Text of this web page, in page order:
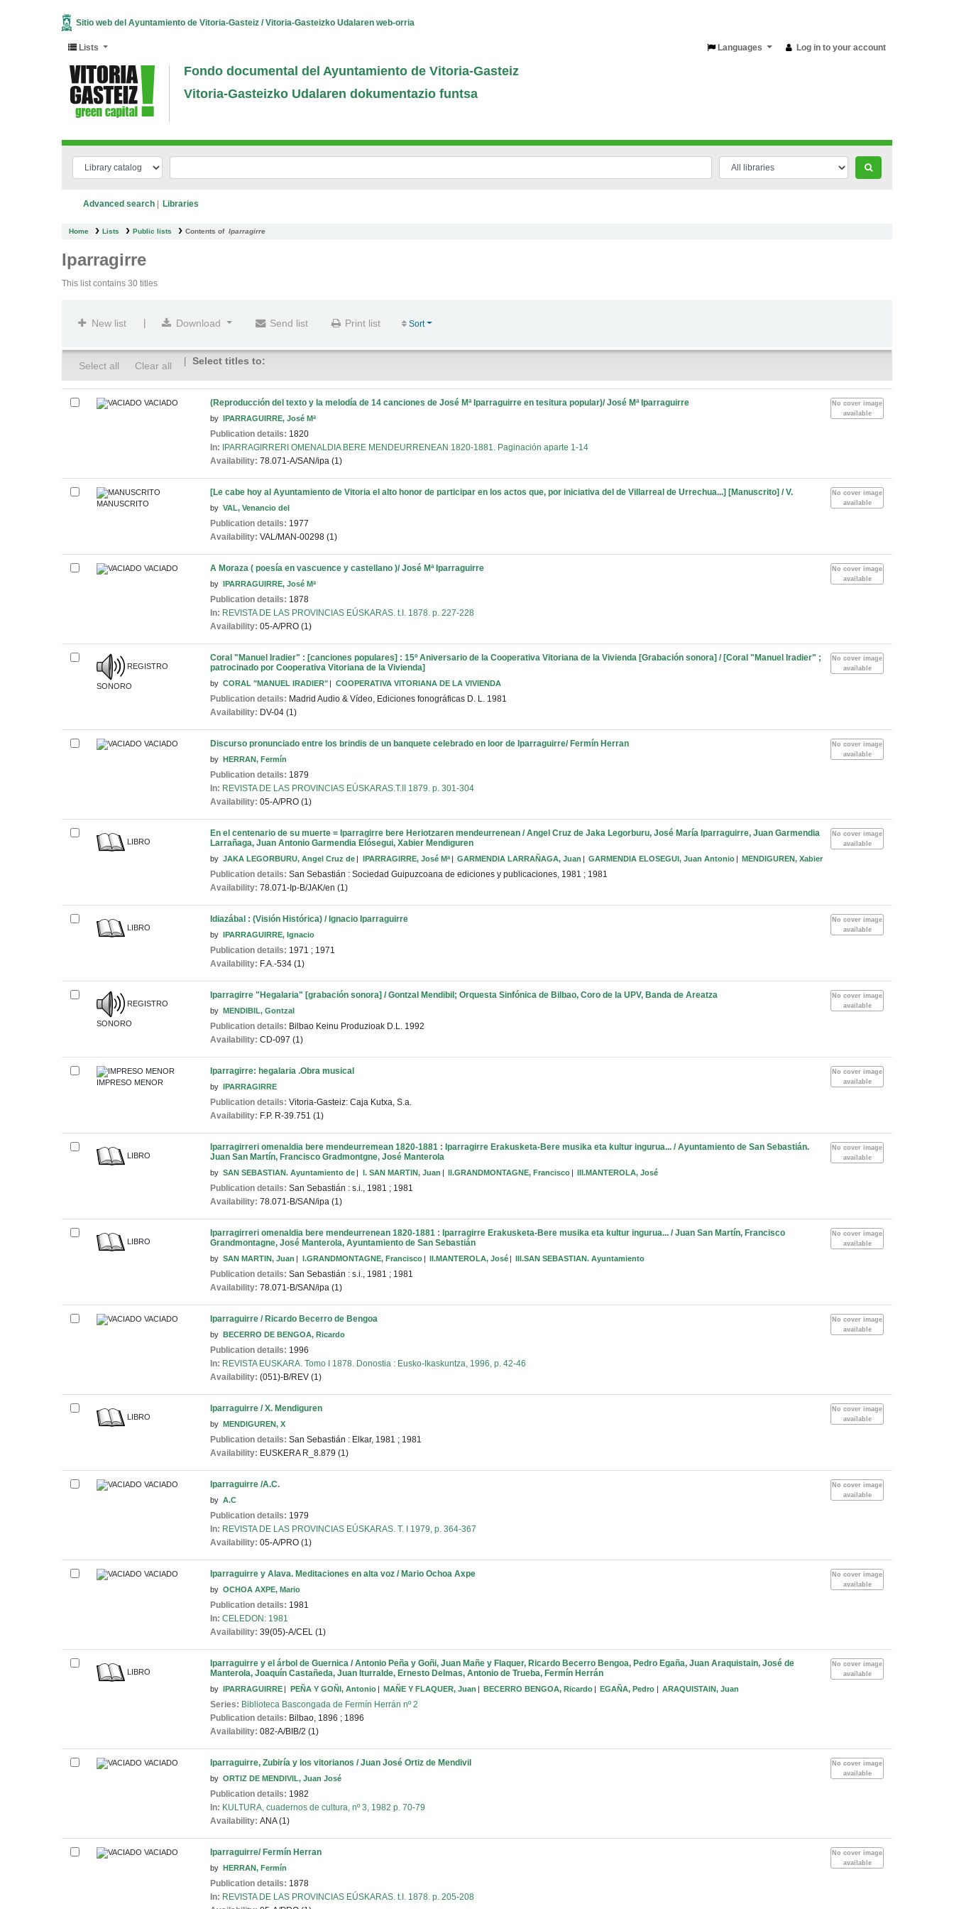
Fondo documental del Ayuntamiento de Vitoria-Gasteiz
Vitoria-Gasteizko Udalaren dokumentazio funtsa
Lists Languages Log in to your account
Sitio web del Ayuntamiento de Vitoria-Gasteiz / Vitoria-Gasteizko Udalaren web-orria
Advanced search Libraries
Home Lists Public lists Contents ofIparragirre
Iparragirre
This list contains 30 titles
New list | Download Send list Print list Sort
Select all Clear all Select titles to:
VACIADO
No cover image
available
(Reproducción del texto y la melodía de 14 canciones de José Mª Iparraguirre en tesitura popular)/ José Mª Iparraguirre
by IPARRAGUIRRE, José Mª
Publication details: 1820
In:
IPARRAGIRRERI OMENALDIA BERE MENDEURRENEAN 1820-1881. Paginación aparte 1-14
Availability: 78.071-A/SAN/ipa (1)
MANUSCRITO
No cover image
available
[Le cabe hoy al Ayuntamiento de Vitoria el alto honor de participar en los actos que, por iniciativa del de Villarreal de Urrechua...] [Manuscrito] / V.
by VAL, Venancio del
Publication details: 1977
Availability: VAL/MAN-00298 (1)
VACIADO
No cover image
available
A Moraza ( poesía en vascuence y castellano )/ José Mª Iparraguirre
by IPARRAGUIRRE, José Mª
Publication details: 1878
In: REVISTA DE LAS PROVINCIAS EÚSKARAS. t.I. 1878. p. 227-228
Availability: 05-A/PRO (1)
REGISTRO
SONORO
No cover image
available
Coral "Manuel Iradier" : [canciones populares] : 15º Aniversario de la Cooperativa Vitoriana de la Vivienda [Grabación sonora] / [Coral "Manuel Iradier" ;
patrocinado por Cooperativa Vitoriana de la Vivienda]
by CORAL "MANUEL IRADIER" COOPERATIVA VITORIANA DE LA VIVIENDA
Publication details: Madrid Audio & Vídeo, Ediciones fonográficas D. L. 1981
Availability: DV-04 (1)
VACIADO
No cover image
available
Discurso pronunciado entre los brindis de un banquete celebrado en loor de Iparraguirre/ Fermín Herran
by HERRAN, Fermín
Publication details: 1879
In: REVISTA DE LAS PROVINCIAS EÚSKARAS.T.II 1879. p. 301-304
Availability: 05-A/PRO (1)
LIBRO
No cover image
available
En el centenario de su muerte = Iparragirre bere Heriotzaren mendeurrenean / Angel Cruz de Jaka Legorburu, José María Iparraguirre, Juan Garmendia
Larrañaga, Juan Antonio Garmendia Elósegui, Xabier Mendiguren
by JAKA LEGORBURU, Angel Cruz de IPARRAGIRRE, José Mª GARMENDIA LARRAÑAGA, Juan GARMENDIA ELOSEGUI, Juan Antonio MENDIGUREN, Xabier
Publication details: San Sebastián : Sociedad Guipuzcoana de ediciones y publicaciones, 1981 ; 1981
Availability: 78.071-Ip-B/JAK/en (1)
LIBRO
No cover image
available
Idiazábal : (Visión Histórica) / Ignacio Iparraguirre
by IPARRAGUIRRE, Ignacio
Publication details: 1971 ; 1971
Availability: F.A.-534 (1)
REGISTRO
SONORO
No cover image
available
Iparragirre "Hegalaria" [grabación sonora] / Gontzal Mendibil; Orquesta Sinfónica de Bilbao, Coro de la UPV, Banda de Areatza
by MENDIBIL, Gontzal
Publication details: Bilbao Keinu Produzioak D.L. 1992
Availability: CD-097 (1)
IMPRESO MENOR
No cover image
available
Iparragirre: hegalaria .Obra musical
by IPARRAGIRRE
Publication details: Vitoria-Gasteiz: Caja Kutxa, S.a.
Availability: F.P. R-39.751 (1)
LIBRO
No cover image
available
Iparragirreri omenaldia bere mendeurremean 1820-1881 : Iparragirre Erakusketa-Bere musika eta kultur ingurua... / Ayuntamiento de San Sebastián.
Juan San Martín, Francisco Gradmontgne, José Manterola
by SAN SEBASTIAN. Ayuntamiento de I. SAN MARTIN, Juan II.GRANDMONTAGNE, Francisco III.MANTEROLA, José
Publication details: San Sebastián : s.i., 1981 ; 1981
Availability: 78.071-B/SAN/ipa (1)
LIBRO
No cover image
available
Iparragirreri omenaldia bere mendeurrenean 1820-1881 : Iparragirre Erakusketa-Bere musika eta kultur ingurua... / Juan San Martín, Francisco
Grandmontagne, José Manterola, Ayuntamiento de San Sebastián
by SAN MARTIN, Juan I.GRANDMONTAGNE, Francisco II.MANTEROLA, José III.SAN SEBASTIAN. Ayuntamiento
Publication details: San Sebastián : s.i., 1981 ; 1981
Availability: 78.071-B/SAN/ipa (1)
VACIADO
No cover image
available
Iparraguirre / Ricardo Becerro de Bengoa
by BECERRO DE BENGOA, Ricardo
Publication details: 1996
In: REVISTA EUSKARA. Tomo I 1878. Donostia : Eusko-Ikaskuntza, 1996, p. 42-46
Availability: (051)-B/REV (1)
LIBRO
No cover image
available
Iparraguirre / X. Mendiguren
by MENDIGUREN, X
Publication details: San Sebastián : Elkar, 1981 ; 1981
Availability: EUSKERA R_8.879 (1)
VACIADO
No cover image
available
Iparraguirre /A.C.
by A.C
Publication details: 1979
In: REVISTA DE LAS PROVINCIAS EÚSKARAS. T. I 1979, p. 364-367
Availability: 05-A/PRO (1)
VACIADO
No cover image
available
Iparraguirre y Alava. Meditaciones en alta voz / Mario Ochoa Axpe
by OCHOA AXPE, Mario
Publication details: 1981
In: CELEDON: 1981
Availability: 39(05)-A/CEL (1)
LIBRO
No cover image
available
Iparraguirre y el árbol de Guernica / Antonio Peña y Goñi, Juan Mañe y Flaquer, Ricardo Becerro Bengoa, Pedro Egaña, Juan Araquistain, José de
Manterola, Joaquín Castañeda, Juan Iturralde, Ernesto Delmas, Antonio de Trueba, Fermín Herrán
by IPARRAGUIRRE PEÑA Y GOÑI, Antonio MAÑE Y FLAQUER, Juan BECERRO BENGOA, Ricardo EGAÑA, Pedro ARAQUISTAIN, Juan
Series: Biblioteca Bascongada de Fermín Herrán nº 2
Publication details: Bilbao, 1896 ; 1896
Availability: 082-A/BIB/2 (1)
VACIADO
No cover image
available
Iparraguirre, Zubiría y los vitorianos / Juan José Ortiz de Mendivil
by ORTIZ DE MENDIVIL, Juan José
Publication details: 1982
In: KULTURA, cuadernos de cultura, nº 3, 1982 p. 70-79
Availability: ANA (1)
VACIADO
No cover image
available
Iparraguirre/ Fermín Herran
by HERRAN, Fermín
Publication details: 1878
In: REVISTA DE LAS PROVINCIAS EÚSKARAS. t.I. 1878. p. 205-208